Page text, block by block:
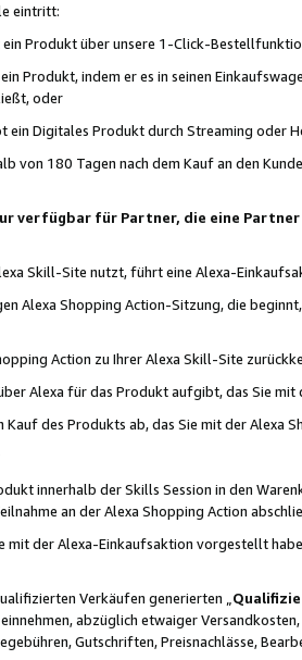
eintritt:
Produkt über unsere 1-Click-
Produkt, indem er es in seinen
oder
ein Digitales Produkt durch Streaming oder
von 180 Tagen nach dem Kauf an den
verfügbar für Partner, die eine
Skill-Site nutzt, führt eine Alexa-
Alexa Shopping Action-Sitzung, die
Action zu Ihrer Alexa Skill-Site
Alexa für das Produkt aufgibt, das Sie mit
Kauf des Produkts ab, das Sie mit der Alexa
innerhalb der Skills Session in den
an der Alexa Shopping Action
der Alexa-Einkaufsaktion vorgestellt
Verkäufen generierten „
abzüglich etwaiger
Gutschriften, Preisnachlässe,